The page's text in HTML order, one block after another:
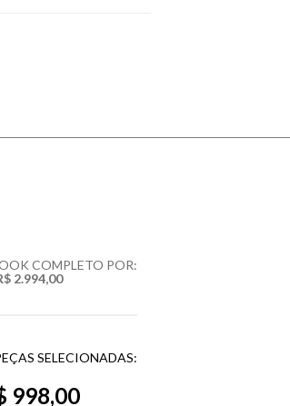
COMPLETO POR:
2.994,00
SELECIONADAS:
998,00